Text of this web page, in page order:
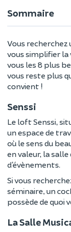
Sommaire
Vous recherchez
vous simplifier la
vous les 8 plus
vous reste plus
convient !
Senssi
Le loft Senssi,
un espace de
où le sens du
en valeur, la
d’évènements.
Si vous
séminaire, un
possède de quoi
La Salle